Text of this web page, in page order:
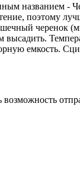
названием -
поэтому
черенок
высадить.
емкость.
возможность